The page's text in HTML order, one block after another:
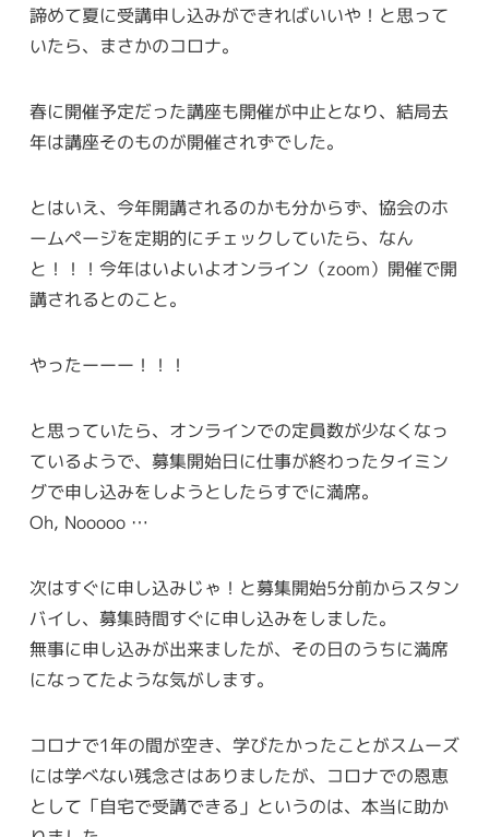
諦めて夏に受講申し込みができればいいや！と思って
いたら、まさかのコロナ。
春に開催予定だった講座も開催が中止となり、結局去
年は講座そのものが開催されずでした。
とはいえ、今年開講されるのかも分からず、協会のホ
ームページを定期的にチェックしていたら、なん
と！！！今年はいよいよオンライン（zoom）開催で開
講されるとのこと。
やったーーー！！！
と思っていたら、オンラインでの定員数が少なくなっ
ているようで、募集開始日に仕事が終わったタイミン
グで申し込みをしようとしたらすでに満席。
Oh, Nooooo …
次はすぐに申し込みじゃ！と募集開始5分前からスタン
バイし、募集時間すぐに申し込みをしました。
無事に申し込みが出来ましたが、その日のうちに満席
になってたような気がします。
コロナで1年の間が空き、学びたかったことがスムーズ
には学べない残念さはありましたが、コロナでの恩恵
として「自宅で受講できる」というのは、本当に助か